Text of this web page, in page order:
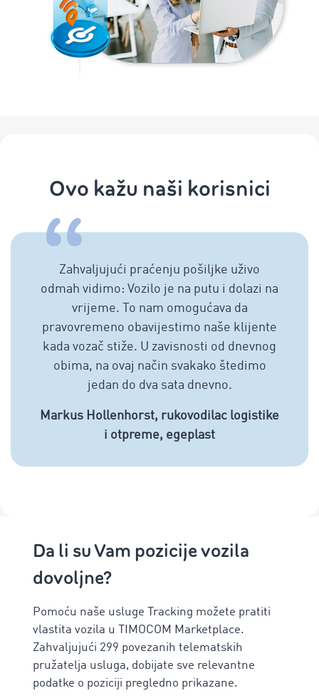
Ovo kažu naši korisnici
Zahvaljujući praćenju pošiljke uživo
odmah vidimo: Vozilo je na putu i dolazi na
vrijeme. To nam omogućava da
pravovremeno obavijestimo naše klijente
kada vozač stiže. U zavisnosti od dnevnog
obima, na ovaj način svakako štedimo
jedan do dva sata dnevno.
Markus Hollenhorst, rukovodilac logistike
i otpreme, egeplast
Da li su Vam pozicije vozila
dovoljne?
Pomoću naše usluge Tracking možete pratiti
vlastita vozila u TIMOCOM Marketplace.
Zahvaljujući 299 povezanih telematskih
pružatelja usluga, dobijate sve relevantne
podatke o poziciji pregledno prikazane.